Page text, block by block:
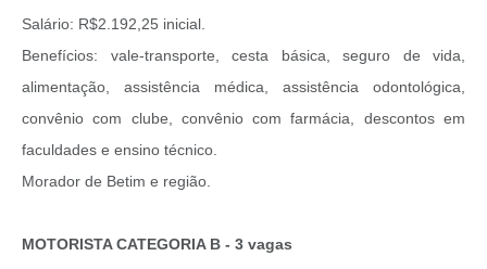
Salário: R$2.192,25 inicial.
Benefícios: vale-transporte, cesta básica, seguro de vida,
alimentação, assistência médica, assistência odontológica,
convênio com clube, convênio com farmácia, descontos em
faculdades e ensino técnico.
Morador de Betim e região.
MOTORISTA CATEGORIA B - 3 vagas